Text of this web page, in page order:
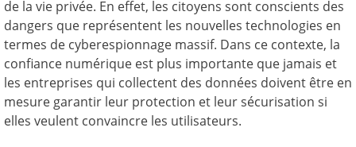
de la vie privée. En effet, les citoyens sont conscients des
dangers que représentent les nouvelles technologies en
termes de cyberespionnage massif. Dans ce contexte, la
confiance numérique est plus importante que jamais et
les entreprises qui collectent des données doivent être en
mesure garantir leur protection et leur sécurisation si
elles veulent convaincre les utilisateurs.